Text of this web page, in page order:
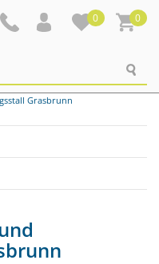
0 0
Grasbrunn